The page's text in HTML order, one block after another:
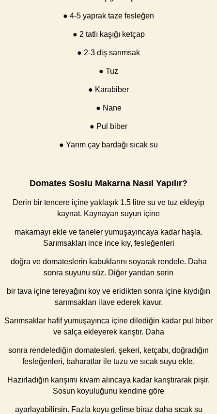
● 4-5 yaprak taze fesleğen
● 2 tatlı kaşığı ketçap
● 2-3 diş sarımsak
● Tuz
● Karabiber
● Nane
● Pul biber
● Yarım çay bardağı sıcak su
Domates Soslu Makarna Nasıl Yapılır?
Derin bir tencere içine yaklaşık 1.5 litre su ve tuz ekleyip
kaynat. Kaynayan suyun içine
makarnayı ekle ve taneler yumuşayıncaya kadar haşla.
Sarımsakları ince ince kıy, fesleğenleri
doğra ve domateslerin kabuklarını soyarak rendele. Daha
sonra suyunu süz. Diğer yandan serin
bir tava içine tereyağını koy ve eridikten sonra içine kıydığın
sarımsakları ilave ederek kavur.
Sarımsaklar hafif yumuşayınca içine dilediğin kadar pul biber
ve salça ekleyerek karıştır. Daha
sonra rendelediğin domatesleri, şekeri, ketçabı, doğradığın
fesleğenleri, baharatlar ile tuzu ve sıcak suyu ekle.
Hazırladığın karışımı kıvam alıncaya kadar karıştırarak pişir.
Sosun koyuluğunu kendine göre
ayarlayabilirsin. Fazla koyu gelirse biraz daha sıcak su